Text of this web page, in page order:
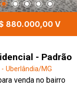
880.000,00 V
- Padrão
Uberlândia/MG
venda no bairro